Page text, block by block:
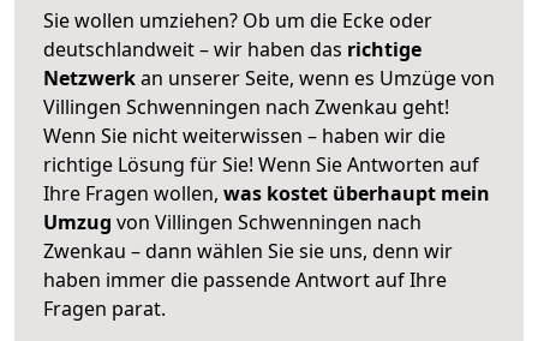
Sie wollen umziehen? Ob um die Ecke oder
deutschlandweit – wir haben das richtige
Netzwerkan unserer Seite, wenn es Umzüge von
Villingen Schwenningen nach Zwenkau geht!
Wenn Sie nicht weiterwissen – haben wir die
richtige Lösung für Sie! Wenn Sie Antworten auf
Ihre Fragen wollen, was kostet überhaupt mein
Umzug von Villingen Schwenningen nach
Zwenkau – dann wählen Sie sie uns, denn wir
haben immer die passende Antwort auf Ihre
Fragen parat.